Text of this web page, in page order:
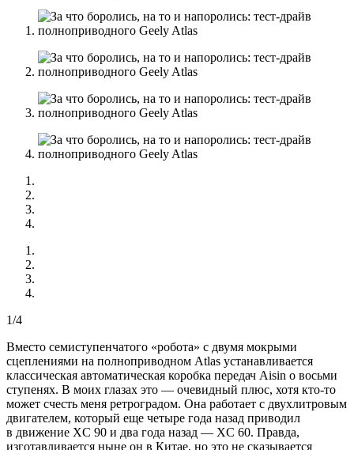
1/4
Вместо семиступенчатого «робота» с двумя мокрыми
сцеплениями на полноприводном Atlas устанавливается
классическая автоматическая коробка передач Aisin о восьми
ступенях. В моих глазах это — очевидный плюс, хотя кто-то
может счесть меня ретроградом. Она работает с двухлитровым
двигателем, который еще четыре года назад приводил
в движение XC 90 и два года назад — XC 60. Правда,
изготавливается ныне он в Китае, но это не сказывается